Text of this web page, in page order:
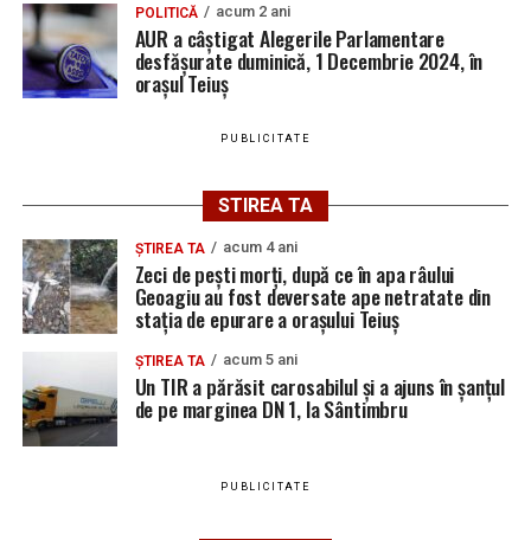
POLITICĂ acum 2 ani
AUR a câștigat Alegerile Parlamentare
desfășurate duminică, 1 Decembrie 2024, în
orașul Teiuș
PUBLICITATE
STIREA TA
ȘTIREA TA acum 4 ani
Zeci de pești morți, după ce în apa râului
Geoagiu au fost deversate ape netratate din
stația de epurare a orașului Teiuș
ȘTIREA TA acum 5 ani
Un TIR a părăsit carosabilul și a ajuns în șanțul
de pe marginea DN 1, la Sântimbru
PUBLICITATE